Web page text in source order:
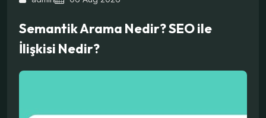
Semantik Arama Nedir? SEO ile
İlişkisi Nedir?